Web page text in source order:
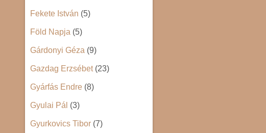
Fekete István (5)
Föld Napja (5)
Gárdonyi Géza (9)
Gazdag Erzsébet(23)
Gyárfás Endre (8)
Gyulai Pál (3)
Gyurkovics Tibor (7)